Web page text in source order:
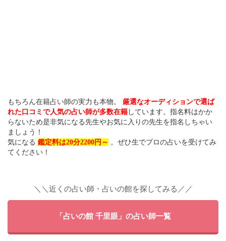
もちろん在籍占い師の実力も本物。
厳選なオーディションで選ば
れた口コミで人気の占い師が多数在籍 しています。指名料はかか
らないため是非気になる先生やお気に入りの先生を指名しちゃい
ましょう！
気になる 鑑定料は20分2200円～ 。ぜひ生でプロの占いを受けてみ
てください！
＼＼近くの占い師・占いの館を探してみる／／
「占いの館 千里眼」の占い師一覧